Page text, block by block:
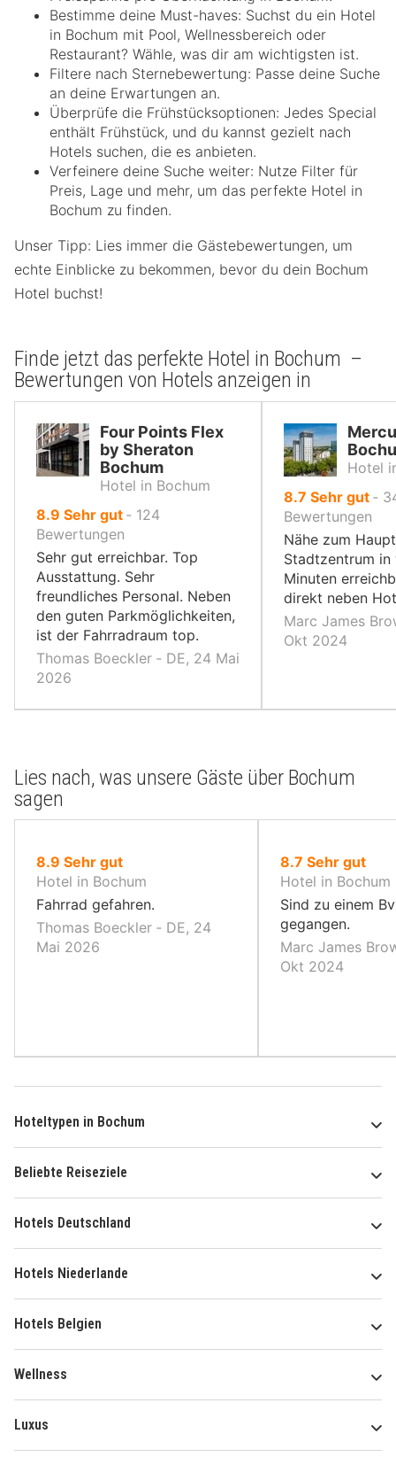
Bestimme deine Must-haves: Suchst du ein Hotel
in Bochum mit Pool, Wellnessbereich oder
Restaurant? Wähle, was dir am wichtigsten ist.
Filtere nach Sternebewertung: Passe deine Suche
an deine Erwartungen an.
Überprüfe die Frühstücksoptionen: Jedes Special
enthält Frühstück, und du kannst gezielt nach
Hotels suchen, die es anbieten.
Verfeinere deine Suche weiter: Nutze Filter für
Preis, Lage und mehr, um das perfekte Hotel in
Bochum zu finden.
Unser Tipp: Lies immer die Gästebewertungen, um
echte Einblicke zu bekommen, bevor du dein Bochum
Hotel buchst!
Finde jetzt das perfekte Hotel in Bochum –
Bewertungen von Hotels anzeigen in
Four Points Flex
by Sheraton
Bochum
Hotel in Bochum
8.9 von
10,
Sehr gut ‐ 124
Bewertungen
Sehr gut erreichbar. Top
Ausstattung. Sehr
freundliches Personal. Neben
den guten Parkmöglichkeiten,
ist der Fahrradraum top.
Thomas Boeckler ‐ DE, 24 Mai
2026
Hotel
8.7 von
10,
Sehr gut ‐
Bewertungen
Nähe zum
Stadtzentrum in
Minuten
direkt neben
Marc James
Okt 2024
Lies nach, was unsere Gäste über Bochum
sagen
8.9 von
10,
Sehr gut
Hotel in Bochum
Fahrrad gefahren.
Thomas Boeckler ‐ DE, 24
Mai 2026
8.7von
10,
Sehr gut
Hotel in Bochum
Sind zu einem
gegangen.
Marc James
Okt 2024
Hoteltypen in Bochum
Beliebte Reiseziele
Hotels Deutschland
Hotels Niederlande
Hotels Belgien
Wellness
Luxus